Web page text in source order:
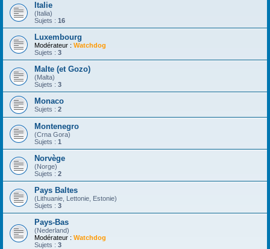
Italie
(Italia)
Sujets : 16
Luxembourg
Modérateur : Watchdog
Sujets : 3
Malte (et Gozo)
(Malta)
Sujets : 3
Monaco
Sujets : 2
Montenegro
(Crna Gora)
Sujets : 1
Norvège
(Norge)
Sujets : 2
Pays Baltes
(Lithuanie, Lettonie, Estonie)
Sujets : 3
Pays-Bas
(Nederland)
Modérateur : Watchdog
Sujets : 3